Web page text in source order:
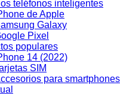
teléfonos inteligentes
de Apple
Galaxy
Pixel
populares
14 (2022)
SIM
para smartphones